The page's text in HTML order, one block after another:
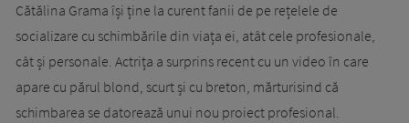
Cătălina Grama își ține la curent fanii de pe rețelele de
socializare cu schimbările din viața ei, atât cele profesionale,
cât și personale. Actrița a surprins recent cu un video în care
apare cu părul blond, scurt și cu breton, mărturisind că
schimbarea se datorează unui nou proiect profesional.